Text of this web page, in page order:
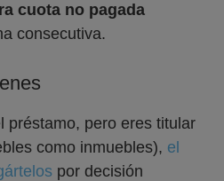
cuota no pagada
consecutiva.
préstamo, pero eres titular
como inmuebles), el
por decisión